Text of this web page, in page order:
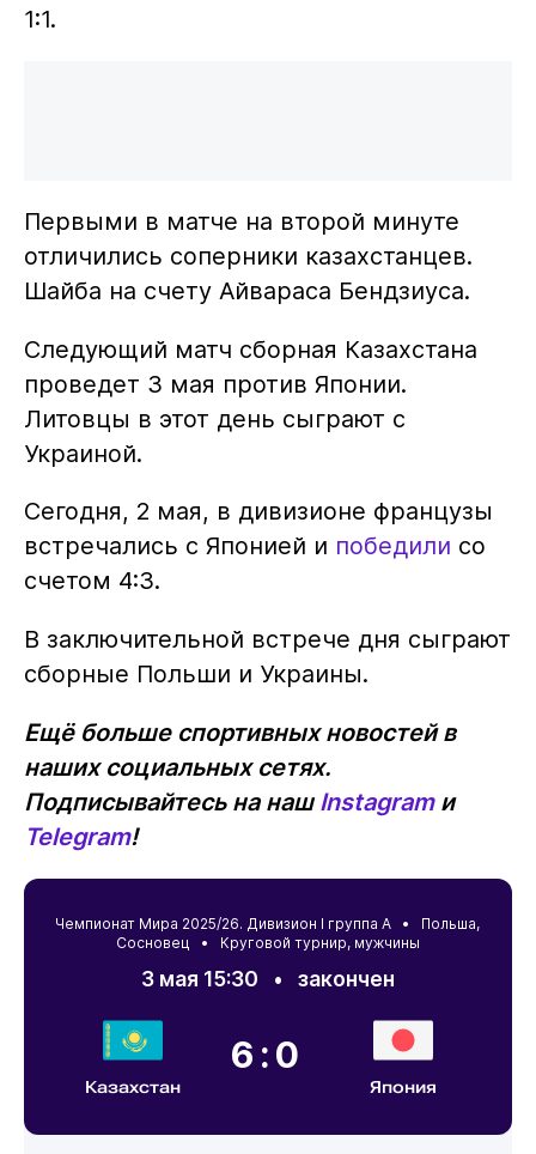
1:1.
Первыми в матче на второй минуте
отличились соперники казахстанцев.
Шайба на счету Айвараса Бендзиуса.
Следующий матч сборная Казахстана
проведет 3 мая против Японии.
Литовцы в этот день сыграют с
Украиной.
Сегодня, 2 мая, в дивизионе французы
встречались с Японией и победили со
счетом 4:3.
В заключительной встрече дня сыграют
сборные Польши и Украины.
Ещё больше спортивных новостей в
наших социальных сетях.
Подписывайтесь на нашInstagramи
Telegram!
Чемпионат Мира 2025/26. Дивизион I группа А • Польша,
Сосновец
• Круговой турнир, мужчины
3 мая 15:30 • закончен
Казахстан
6:0
Япония